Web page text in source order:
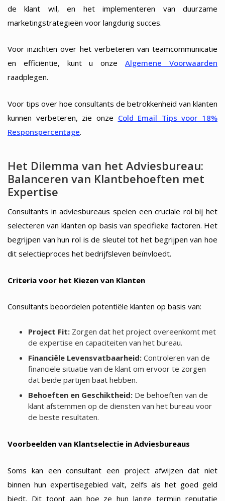
de klant wil, en het implementeren van duurzame
marketingstrategieën voor langdurig succes.
Voor inzichten over het verbeteren van teamcommunicatie
en efficiëntie, kunt u onzeAlgemene Voorwaarden
raadplegen.
Voor tips over hoe consultants de betrokkenheid van klanten
kunnen verbeteren, zie onze Cold Email Tips voor 18%
Responspercentage.
Het Dilemma van het Adviesbureau:
Balanceren van Klantbehoeften met
Expertise
Consultants in adviesbureaus spelen een cruciale rol bij het
selecteren van klanten op basis van specifieke factoren. Het
begrijpen van hun rol is de sleutel tot het begrijpen van hoe
dit selectieproces het bedrijfsleven beïnvloedt.
Criteria voor het Kiezen van Klanten
Consultants beoordelen potentiële klanten op basis van:
Project Fit:Zorgen dat het project overeenkomt met
de expertise en capaciteiten van het bureau.
Financiële Levensvatbaarheid:Controleren van de
financiële situatie van de klant om ervoor te zorgen
dat beide partijen baat hebben.
Behoeften en Geschiktheid:De behoeften van de
klant afstemmen op de diensten van het bureau voor
de beste resultaten.
Voorbeelden van Klantselectie in Adviesbureaus
Soms kan een consultant een project afwijzen dat niet
binnen hun expertisegebied valt, zelfs als het goed geld
biedt. Dit toont aan hoe ze hun lange termijn reputatie